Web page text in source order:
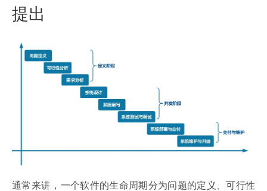
提出
通常来讲，一个软件的生命周期分为问题的定义、可行性